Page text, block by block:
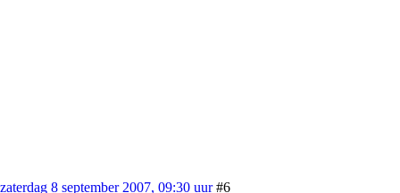
zaterdag 8 september 2007, 09:30 uur #6